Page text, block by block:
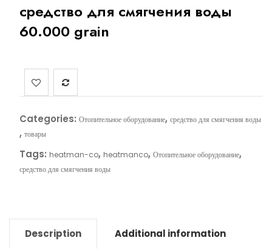
средство для смягчения воды
60.000 grain
Categories: Отопительное оборудование, средство для смягчения воды
, товары
Tags: heatman-co, heatmanco, Отопительное оборудование,
средство для смягчения воды
Description Additional information